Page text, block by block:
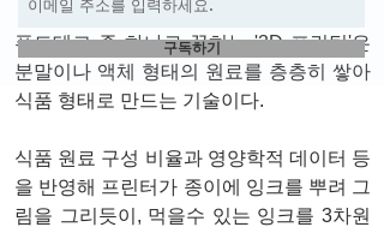
푸드테크 중 하나로 꼽히는 '3D 프린팅'은
분말이나 액체 형태의 원료를 층층히 쌓아
식품 형태로 만드는 기술이다.
식품 원료 구성 비율과 영양학적 데이터 등
을 반영해 프린터가 종이에 잉크를 뿌려 그
림을 그리듯이, 먹을수 있는 잉크를 3차원
구독하기